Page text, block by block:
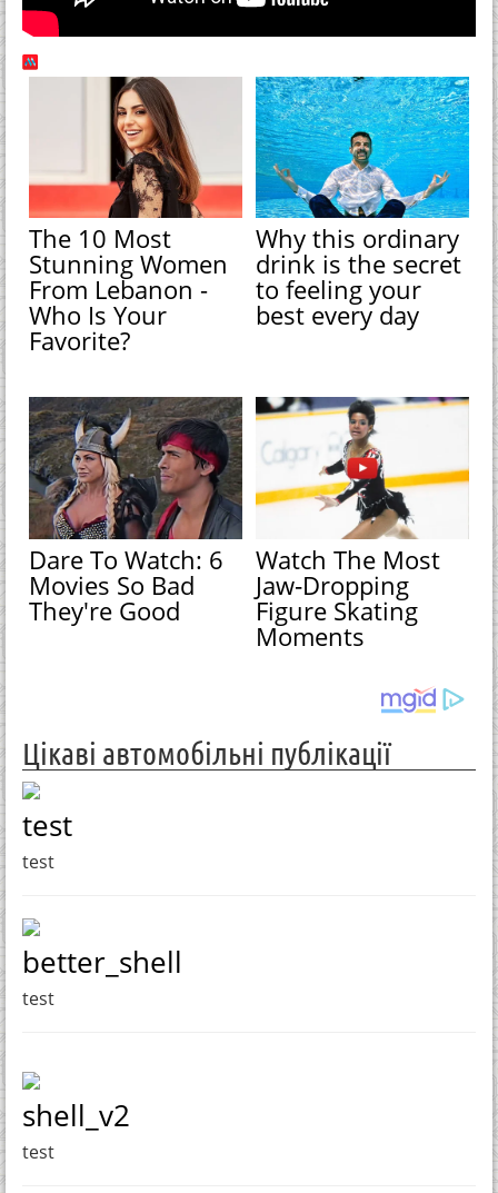
The 10 Most
Stunning Women
From Lebanon -
Who Is Your
Favorite?
Why this ordinary
drink is the secret
to feeling your
best every day
Dare To Watch: 6
Movies So Bad
They're Good
Watch The Most
Jaw‑Dropping
Figure Skating
Moments
Цікаві автомобільні публікації
test
test
better_shell
test
shell_v2
test